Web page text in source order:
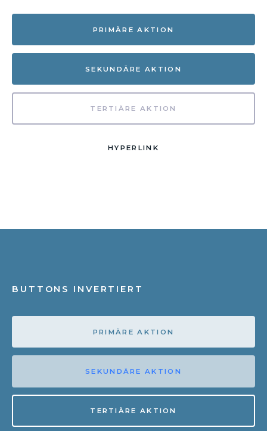
PRIMÄRE AKTION
SEKUNDÄRE AKTION
TERTIÄRE AKTION
HYPERLINK
BUTTONS INVERTIERT
PRIMÄRE AKTION
SEKUNDÄRE AKTION
TERTIÄRE AKTION